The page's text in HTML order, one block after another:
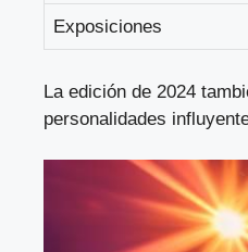
Exposiciones
La edición de 2024
personalidades